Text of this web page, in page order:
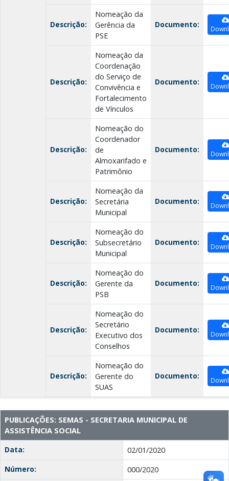
Descrição:
Nomeação da
Gerência da
PSE
Documento:
Descrição:
Nomeação da
Coordenação
do Serviço de
Convivência e
Fortalecimento
de Vínculos
Documento:
Descrição:
Nomeação do
Coordenador
de
Almoxarifado e
Patrimônio
Documento:
Descrição:
Nomeação da
Secretária
Municipal
Documento:
Descrição:
Nomeação do
Subsecretário
Municipal
Documento:
Descrição:
Nomeação do
Gerente da
PSB
Documento:
Descrição:
Nomeação do
Secretário
Executivo dos
Conselhos
Documento:
Descrição:
Nomeação do
Gerente do
SUAS
Documento:
PUBLICAÇÕES: SEMAS - SECRETARIA MUNICIPAL DE
ASSISTÊNCIA SOCIAL
Data:
02/01/2020
Número:
000/2020